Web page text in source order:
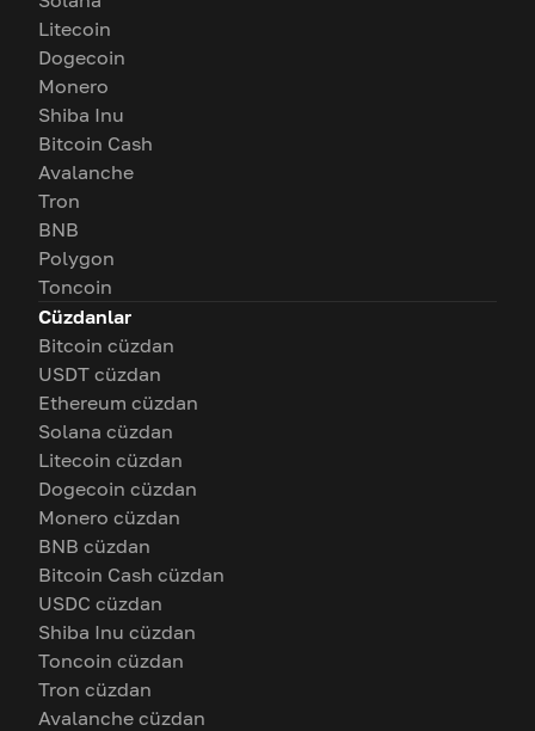
Litecoin
Dogecoin
Monero
Shiba Inu
Bitcoin Cash
Avalanche
Tron
BNB
Polygon
Toncoin
Cüzdanlar
Bitcoin cüzdan
USDT cüzdan
Ethereum cüzdan
Solana cüzdan
Litecoin cüzdan
Dogecoin cüzdan
Monero cüzdan
BNB cüzdan
Bitcoin Cash cüzdan
USDC cüzdan
Shiba Inu cüzdan
Toncoin cüzdan
Tron cüzdan
Avalanche cüzdan